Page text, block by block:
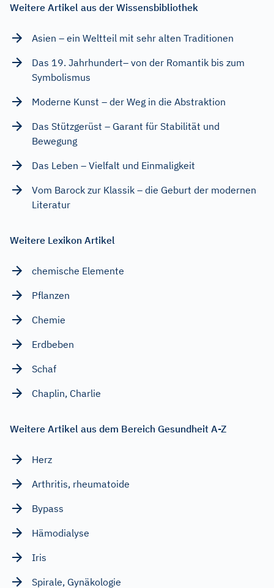
Weitere Artikel aus der Wissensbibliothek
Asien – ein Weltteil mit sehr alten Traditionen
Das 19. Jahrhundert– von der Romantik bis zum
Symbolismus
Moderne Kunst – der Weg in die Abstraktion
Das Stützgerüst – Garant für Stabilität und
Bewegung
Das Leben – Vielfalt und Einmaligkeit
Vom Barock zur Klassik – die Geburt der modernen
Literatur
Weitere Lexikon Artikel
chemische Elemente
Pflanzen
Chemie
Erdbeben
Schaf
Chaplin, Charlie
Weitere Artikel aus dem Bereich Gesundheit A-Z
Herz
Arthritis, rheumatoide
Bypass
Hämodialyse
Iris
Spirale, Gynäkologie